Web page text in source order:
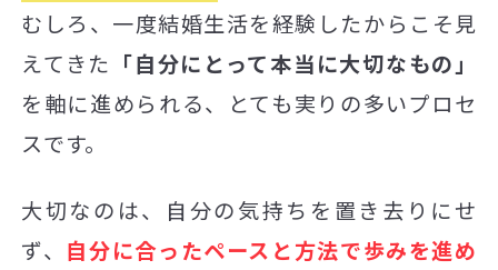
むしろ、一度結婚生活を経験したからこそ見
えてきた 「自分にとって本当に大切なもの」
を軸に進められる、とても実りの多いプロセ
スです。
大切なのは、自分の気持ちを置き去りにせ
ず、 自分に合ったペースと方法で歩みを進め